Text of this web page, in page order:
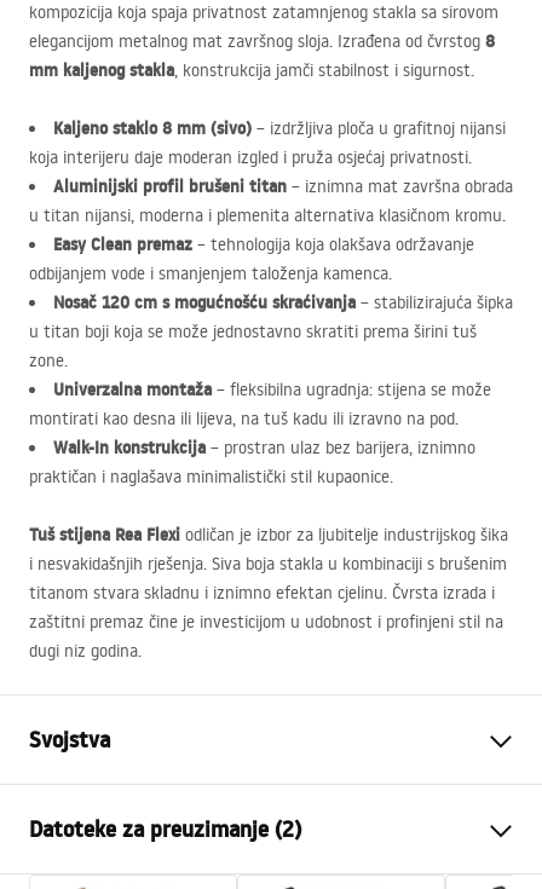
kompozicija koja spaja privatnost zatamnjenog stakla sa sirovom
elegancijom metalnog mat završnog sloja. Izrađena od čvrstog 8
mm kaljenog stakla, konstrukcija jamči stabilnost i sigurnost.
Kaljeno staklo 8 mm (sivo) – izdržljiva ploča u grafitnoj nijansi
koja interijeru daje moderan izgled i pruža osjećaj privatnosti.
Aluminijski profil brušeni titan – iznimna mat završna obrada
u titan nijansi, moderna i plemenita alternativa klasičnom kromu.
Easy Clean premaz – tehnologija koja olakšava održavanje
odbijanjem vode i smanjenjem taloženja kamenca.
Nosač 120 cm s mogućnošću skraćivanja – stabilizirajuća šipka
u titan boji koja se može jednostavno skratiti prema širini tuš
zone.
Univerzalna montaža – fleksibilna ugradnja: stijena se može
montirati kao desna ili lijeva, na tuš kadu ili izravno na pod.
Walk-In konstrukcija – prostran ulaz bez barijera, iznimno
praktičan i naglašava minimalistički stil kupaonice.
Tuš stijena Rea Flexi odličan je izbor za ljubitelje industrijskog šika
i nesvakidašnjih rješenja. Siva boja stakla u kombinaciji s brušenim
titanom stvara skladnu i iznimno efektan cjelinu. Čvrsta izrada i
zaštitni premaz čine je investicijom u udobnost i profinjeni stil na
dugi niz godina.
Svojstva
stijenka)
Boja
Titanium
Datoteke za preuzimanje (2)